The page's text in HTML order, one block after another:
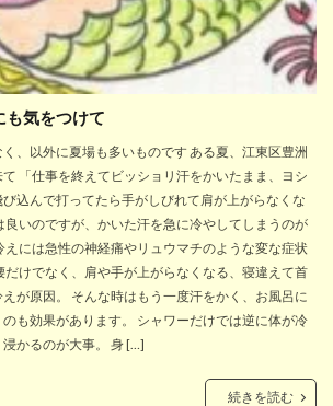
も気をつけて
、以外に夏場も多いものです ある夏、江東区豊洲
「仕事を終えてビッショリ汗をかいたまま、ヨシ
込んで打ってたら手がしびれて肩が上がらなくな
良いのですが、かいた汗を急に冷やしてしまうのが
えには急性の神経痛やリュウマチのような変な症状
だけでなく、肩や手が上がらなくなる、寝違えて首
が原因。 そんな時はもう一度汗をかく、お風呂に
も効果があります。 シャワーだけでは逆に体が冷
かるのが大事。 身 […]
続きを読む